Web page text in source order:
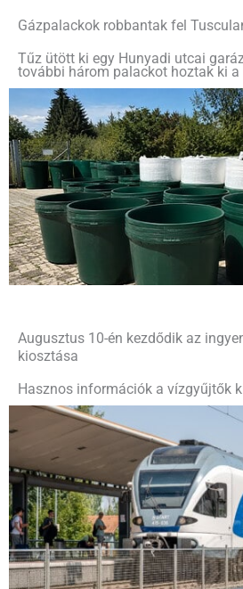
Gázpalackok robbantak fel
Tűz ütött ki egy Hunyadi utcai
további három palackot hoztak ki a
Augusztus 10-én kezdődik az
kiosztása
Hasznos információk a vízgyűjtők